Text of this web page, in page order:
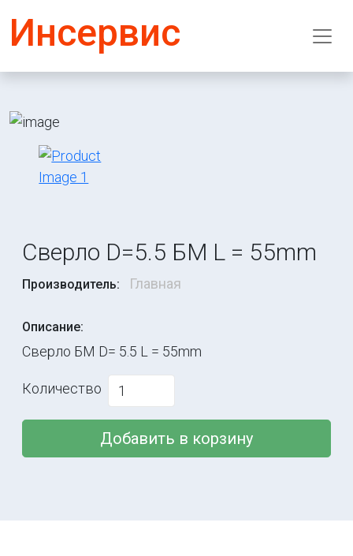
Инсервис
Сверло D=5.5 БМ L = 55mm
Производитель: Главная
Описание:
Сверло БМ D= 5.5 L = 55mm
Количество
Добавить в корзину